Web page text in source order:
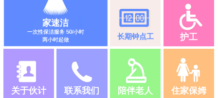
家速洁
一次性保洁服务 50/小时
两小时起做
长期钟点工 护工
关于伙计 联系我们 陪伴老人 住家保姆